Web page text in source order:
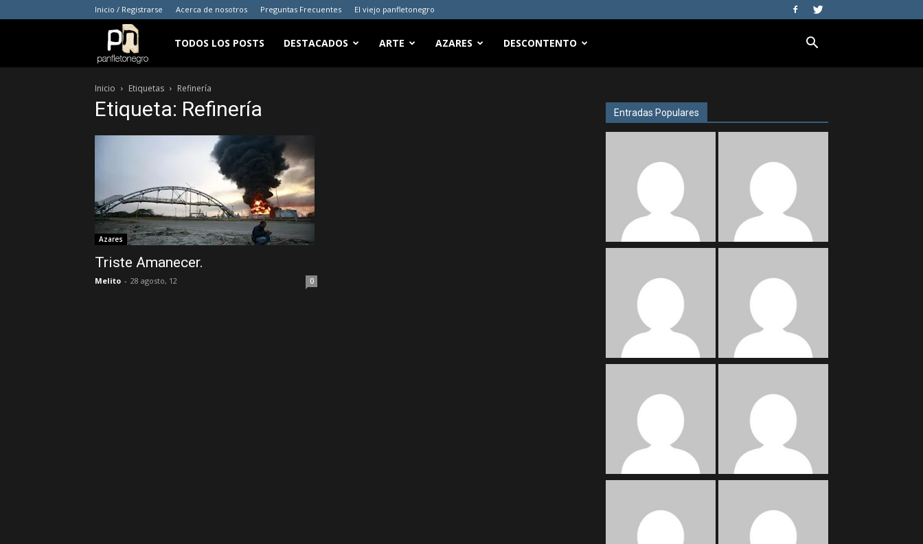
Inicio / Registrarse Acerca de nosotros Preguntas Frecuentes El viejo panfletonegro
panfletonegro
TODOS LOS POSTS DESTACADOS ARTE AZARES DESCONTENTO
Inicio Etiquetas Refinería
Etiqueta: Refinería
Azares
Triste Amanecer.
Melito - 28 agosto, 12 0
Entradas Populares